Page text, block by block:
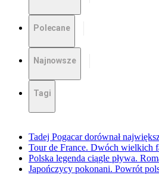
Polecane
Najnowsze
Tagi
Tadej Pogacar dorównał
Tour de France. Dwóch wielkich
Polska legenda ciągle pływa.
Japończycy pokonani. Powrót